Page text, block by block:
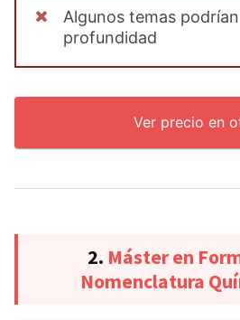
Algunos temas
profundidad
Ver precio en
2. Máster en
Nomenclatura